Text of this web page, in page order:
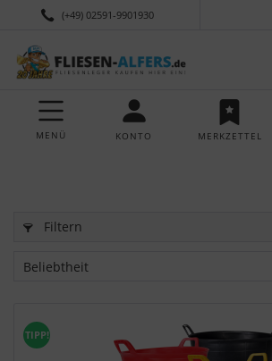
(+49) 02591-9901930
MENÜ KONTO MERKZETTEL
Filtern
TIPP!